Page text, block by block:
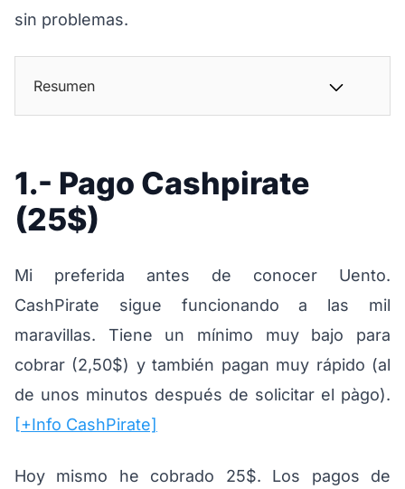
sin problemas.
Resumen
1.- Pago Cashpirate
(25$)
Mi preferida antes de conocer Uento.
CashPirate sigue funcionando a las mil
maravillas. Tiene un mínimo muy bajo para
cobrar (2,50$) y también pagan muy rápido (al
de unos minutos después de solicitar el pàgo).
[+Info CashPirate]
Hoy mismo he cobrado 25$. Los pagos de